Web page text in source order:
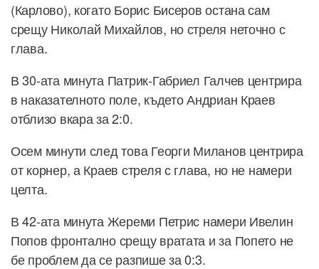
(Карлово), когато Борис Бисеров остана сам
срещу Николай Михайлов, но стреля неточно с
глава.
В 30-ата минута Патрик-Габриел Галчев центрира
в наказателното поле, където Андриан Краев
отблизо вкара за 2:0.
Осем минути след това Георги Миланов центрира
от корнер, а Краев стреля с глава, но не намери
целта.
В 42-ата минута Жереми Петрис намери Ивелин
Попов фронтално срещу вратата и за Попето не
бе проблем да се разпише за 0:3.